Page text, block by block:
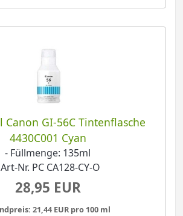
Canon GI-56C Tintenflasche
4430C001 Cyan
- Füllmenge: 135ml
Nr. PC CA128-CY-O
28,95 EUR
21,44 EUR pro 100 ml